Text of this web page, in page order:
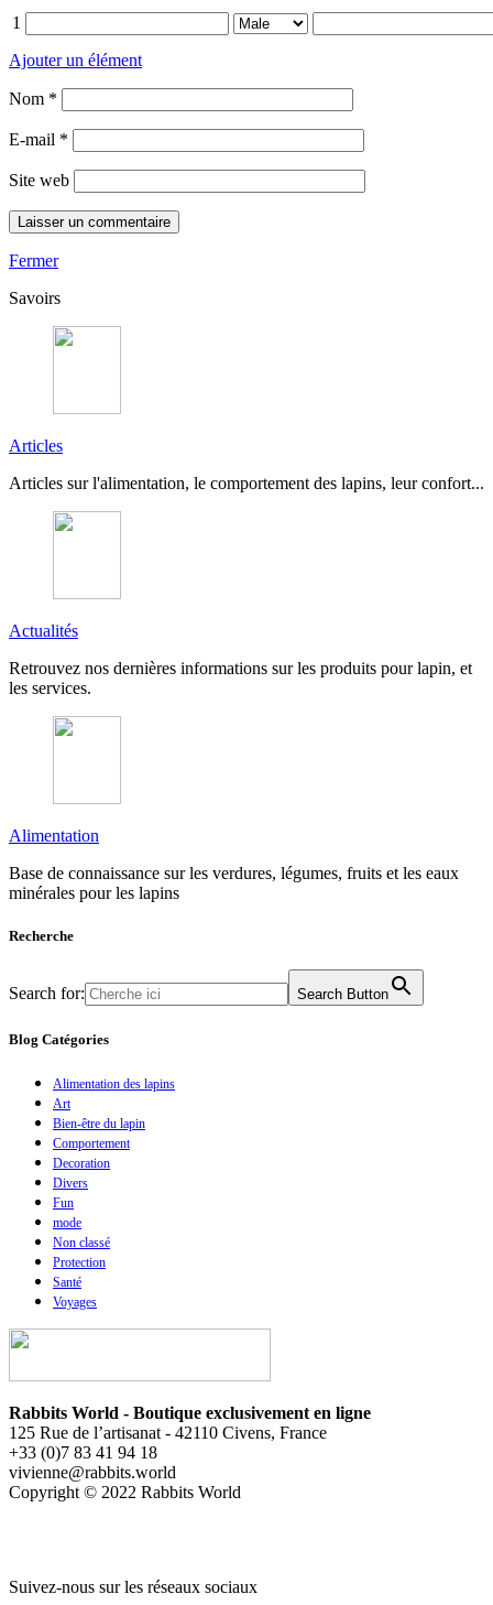
1
Ajouter un élément
Nom *
E-mail *
Site web
Fermer
Savoirs
Articles
Articles sur l'alimentation, le comportement des lapins, leur confort...
Actualités
Retrouvez nos dernières informations sur les produits pour lapin, et
les services.
Alimentation
Base de connaissance sur les verdures, légumes, fruits et les eaux
minérales pour les lapins
Recherche
Search for: Search Button
Blog Catégories
Alimentation des lapins
Art
Bien-être du lapin
Comportement
Decoration
Divers
Fun
mode
Non classé
Protection
Santé
Voyages
Rabbits World - Boutique exclusivement en ligne
125 Rue de l’artisanat - 42110 Civens, France
+33 (0)7 83 41 94 18
vivienne@rabbits.world
Copyright © 2022 Rabbits World
Suivez-nous sur les réseaux sociaux